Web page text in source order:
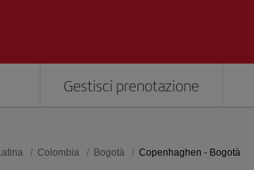
Gestisci prenotazione
Colombia Bogotà Copenhaghen - Bogotà